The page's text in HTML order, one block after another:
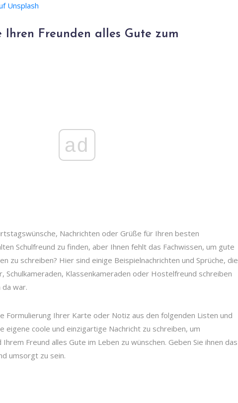
Unsplash
Ihren Freunden alles Gute zum
ad
Nachrichten oder Grüße für Ihren besten
Schulfreund zu finden, aber Ihnen fehlt das Fachwissen, um gute
zu schreiben? Hier sind einige Beispielnachrichten und Sprüche, die
Schulkameraden, Klassenkameraden oder Hostelfreund schreiben
war.
Formulierung Ihrer Karte oder Notiz aus den folgenden Listen und
eigene coole und einzigartige Nachricht zu schreiben, um
Freund alles Gute im Leben zu wünschen. Geben Sie ihnen das
umsorgt zu sein.